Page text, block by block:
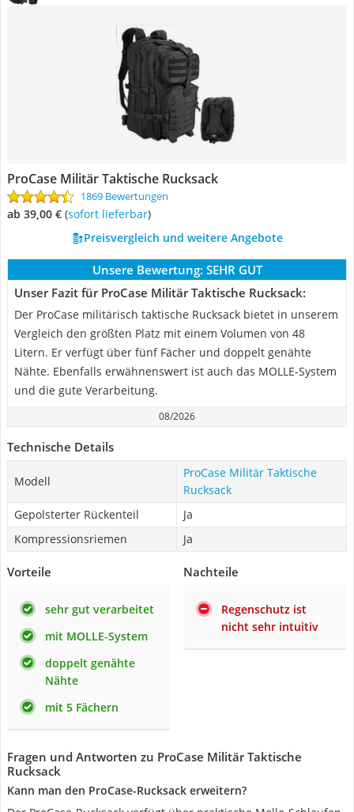
ProCase Militär Taktische Rucksack
1869 Bewertungen
ab 39,00 € ( Sofort lieferbar)
Preisvergleich und weitere Angebote
Unsere Bewertung: SEHR GUT
Unser Fazit für ProCase Militär Taktische Rucksack:
Der ProCase militärisch taktische Rucksack bietet in unserem
Vergleich den größten Platz mit einem Volumen von 48
Litern. Er verfügt über fünf Fächer und doppelt genähte
Nähte. Ebenfalls erwähnenswert ist auch das MOLLE-System
und die gute Verarbeitung.
08/2026
Technische Details
Modell
ProCase Militär Taktische
Rucksack
Gepolsterter Rückenteil
Ja
Kompressionsriemen
Ja
Vorteile
sehr gut verarbeitet
mit MOLLE-System
doppelt genähte
Nähte
mit 5 Fächern
Nachteile
Regenschutz ist
nicht sehr intuitiv
Fragen und Antworten zu ProCase Militär Taktische
Rucksack
Kann man den ProCase-Rucksack erweitern?